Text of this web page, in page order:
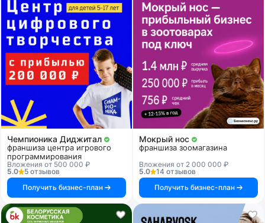
Чемпионика Диджитал
франшиза центра игрового
программирования
Вложения от 500 000 ₽
5.0
5 отзывов
Получить бизнес-план
Мокрый нос
франшиза зоомагазина
Вложения от 2 000 000 ₽
5.0
14 отзывов
Получить бизнес-план